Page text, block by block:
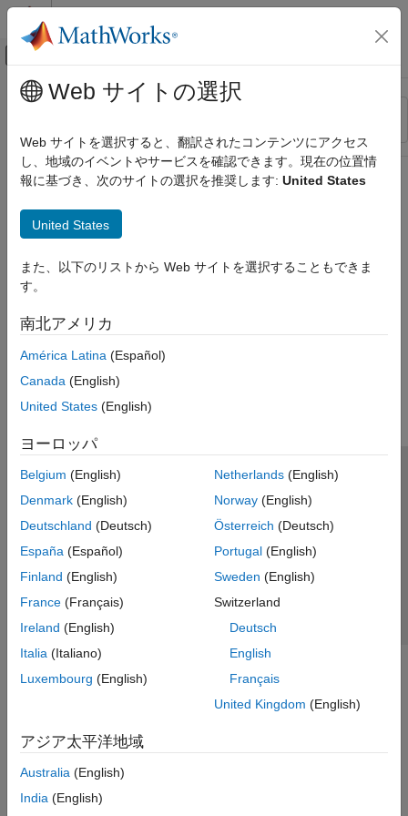
コンテンツへスキップ
オフキャンバス ナビゲーション メ
リソース
ステータス
メインコンテンツ
Web サイトの選択
Web サイトを選択すると、翻訳されたコンテンツにアクセス
し、地域のイベントやサービスを確認できます。現在の位置情
報に基づき、次のサイトの選択を推奨します: United States
United States
また、以下のリストから Web サイトを選択することもできま
す。
南北アメリカ
América Latina (Español)
Canada (English)
United States (English)
ヨーロッパ
Belgium (English)
Denmark (English)
Deutschland (Deutsch)
España (Español)
Finland (English)
France (Français)
Ireland (English)
Italia (Italiano)
Luxembourg (English)
Netherlands(English)
Norway(English)
Österreich (Deutsch)
Portugal(English)
Sweden (English)
Switzerland
Deutsch
English
Français
United Kingdom (English)
アジア太平洋地域
Australia (English)
India (English)
トラストセンター
プライバシー ポリシー
違法コピー防止
アプリケーション ステータス
© 1994-2026 The MathWorks, Inc.